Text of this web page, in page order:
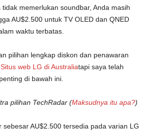
memerlukan soundbar, Anda masih
AU$2.500 untuk TV OLED dan QNED
waktu terbatas.
pilihan lengkap diskon dan penawaran
Situs web LG di Australiatapi saya telah
di bawah ini.
pilihan TechRadar (Maksudnya itu apa?)
sebesar AU$2.500 tersedia pada varian LG